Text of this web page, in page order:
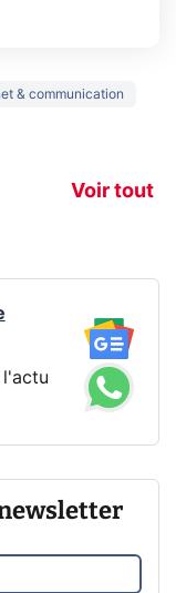
& communication
Voir tout
navigation
l'actu